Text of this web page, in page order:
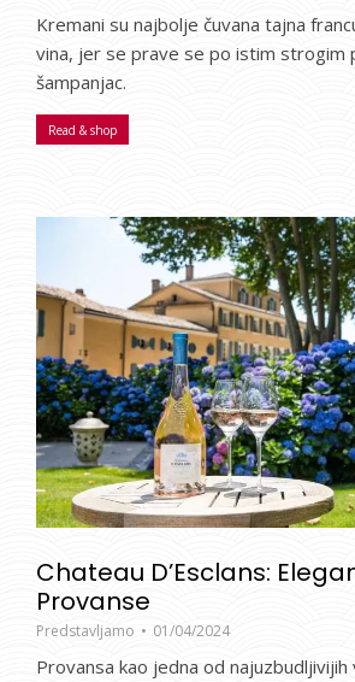
Kremani su najbolje čuvana tajna
vina, jer se prave se po istim strogim
šampanjac.
Read & shop
Chateau D’Esclans:
Provanse
Predstavljamo 01/04/2024
Provansa kao jedna od najuzbudljivijih